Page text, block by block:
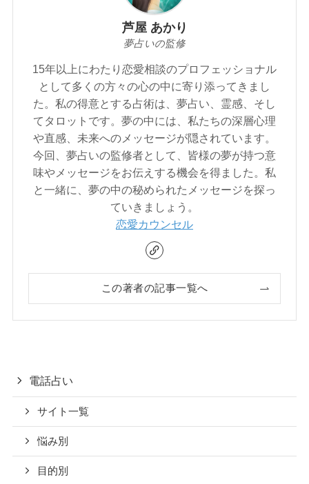
芦屋 あかり
夢占いの監修
15年以上にわたり恋愛相談のプロフェッショナル
として多くの方々の心の中に寄り添ってきまし
た。私の得意とする占術は、夢占い、霊感、そし
てタロットです。夢の中には、私たちの深層心理
や直感、未来へのメッセージが隠されています。
今回、夢占いの監修者として、皆様の夢が持つ意
味やメッセージをお伝えする機会を得ました。私
と一緒に、夢の中の秘められたメッセージを探っ
ていきましょう。
恋愛カウンセル
この著者の記事一覧へ
電話占い
サイト一覧
悩み別
目的別